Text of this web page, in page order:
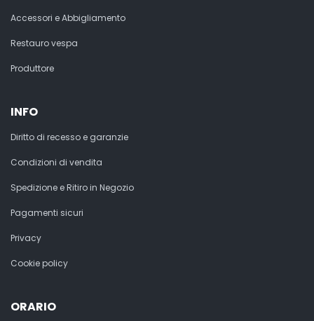
Accessori e Abbigliamento
Restauro vespa
Produttore
INFO
Diritto di recesso e garanzie
Condizioni di vendita
Spedizione e Ritiro in Negozio
Pagamenti sicuri
Privacy
Cookie policy
ORARIO